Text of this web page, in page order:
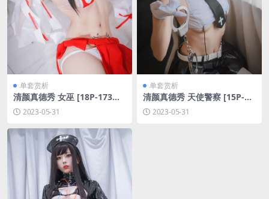
单套赏析
清颜真德秀 女巫 [18P-173M
B] 2023-05-31
单套赏析
清颜真德秀 天使警察 [15P-12
6MB]2023-05-31